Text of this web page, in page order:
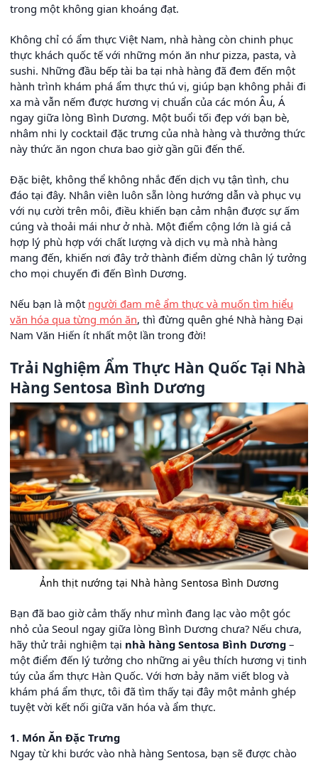
trong một không gian khoáng đạt.
Không chỉ có ẩm thực Việt Nam, nhà hàng còn chinh phục
thực khách quốc tế với những món ăn như pizza, pasta, và
sushi. Những đầu bếp tài ba tại nhà hàng đã đem đến một
hành trình khám phá ẩm thực thú vị, giúp bạn không phải đi
xa mà vẫn nếm được hương vị chuẩn của các món Âu, Á
ngay giữa lòng Bình Dương. Một buổi tối đẹp với bạn bè,
nhâm nhi ly cocktail đặc trưng của nhà hàng và thưởng thức
này thức ăn ngon chưa bao giờ gần gũi đến thế.
Đặc biệt, không thể không nhắc đến dịch vụ tận tình, chu
đáo tại đây. Nhân viên luôn sẵn lòng hướng dẫn và phục vụ
với nụ cười trên môi, điều khiến bạn cảm nhận được sự ấm
cúng và thoải mái như ở nhà. Một điểm cộng lớn là giá cả
hợp lý phù hợp với chất lượng và dịch vụ mà nhà hàng
mang đến, khiến nơi đây trở thành điểm dừng chân lý tưởng
cho mọi chuyến đi đến Bình Dương.
Nếu bạn là một người đam mê ẩm thực và muốn tìm hiểu
văn hóa qua từng món ăn, thì đừng quên ghé Nhà hàng Đại
Nam Văn Hiến ít nhất một lần trong đời!
Trải Nghiệm Ẩm Thực Hàn Quốc Tại Nhà
Hàng Sentosa Bình Dương
Ảnh thịt nướng tại Nhà hàng Sentosa Bình Dương
Bạn đã bao giờ cảm thấy như mình đang lạc vào một góc
nhỏ của Seoul ngay giữa lòng Bình Dương chưa? Nếu chưa,
hãy thử trải nghiệm tại nhà hàng Sentosa Bình Dương –
một điểm đến lý tưởng cho những ai yêu thích hương vị tinh
túy của ẩm thực Hàn Quốc. Với hơn bảy năm viết blog và
khám phá ẩm thực, tôi đã tìm thấy tại đây một mảnh ghép
tuyệt vời kết nối giữa văn hóa và ẩm thực.
1. Món Ăn Đặc Trưng
Ngay từ khi bước vào nhà hàng Sentosa, bạn sẽ được chào